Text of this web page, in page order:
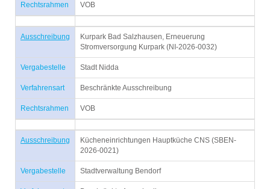
Rechtsrahmen VOB
Ausschreibung
Kurpark Bad Salzhausen, Erneuerung
Stromversorgung Kurpark (NI-2026-0032)
Vergabestelle Stadt Nidda
Verfahrensart Beschränkte Ausschreibung
Rechtsrahmen VOB
Ausschreibung
Kücheneinrichtungen Hauptküche CNS (SBEN-
2026-0021)
Vergabestelle Stadtverwaltung Bendorf